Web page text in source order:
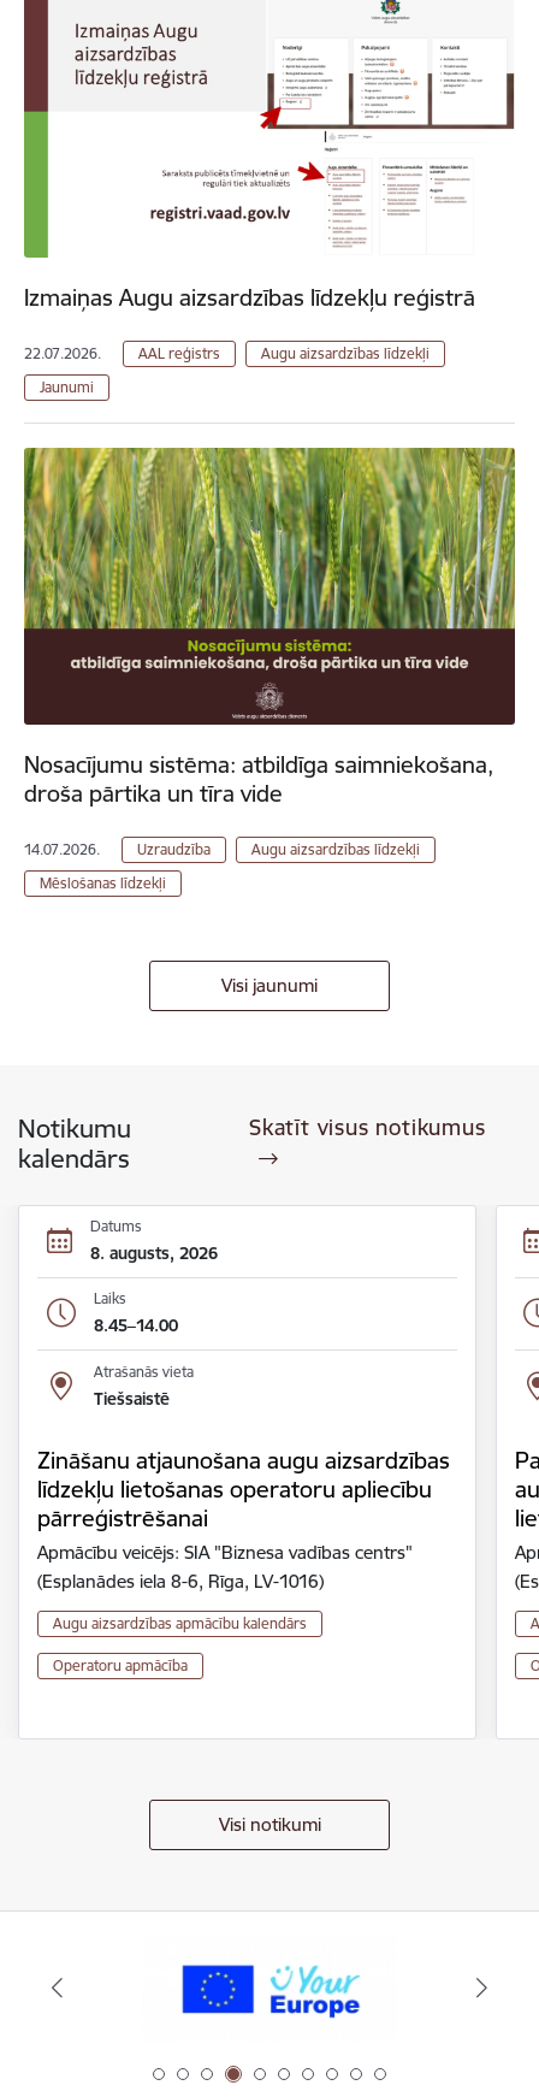
Izmaiņas Augu aizsardzības līdzekļu reģistrā
22.07.2026. AAL reģistrs
Augu aizsardzības līdzekļi
Jaunumi
Nosacījumu sistēma: atbildīga saimniekošana,
droša pārtika un tīra vide
14.07.2026. Uzraudzība
Augu aizsardzības līdzekļi
Mēslošanas līdzekļi
Visi jaunumi
Notikumu
kalendārs
Skatīt visus notikumus
Datums
8. augusts, 2026
Laiks
8.45–14.00
Atrašanās vieta
Tiešsaistē
Zināšanu atjaunošana augu aizsardzības
līdzekļu lietošanas operatoru apliecību
pārreģistrēšanai
Apmācību veicējs: SIA "Biznesa vadības centrs"
(Esplanādes iela 8-6, Rīga, LV-1016)
Augu aizsardzības apmācību kalendārs
Operatoru apmācība
Visi notikumi